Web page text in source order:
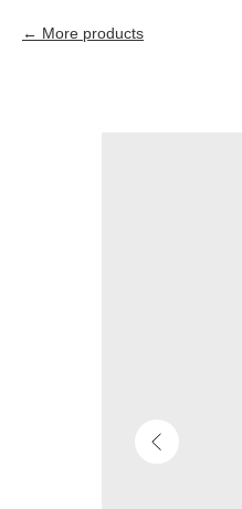
More products